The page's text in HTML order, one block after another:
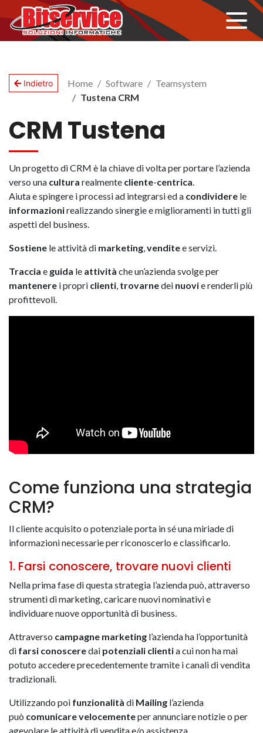
Indietro Home Software
Teamsystem
Tustena CRM
CRM Tustena
Un progetto di CRM è la chiave di volta per portare l’azienda
verso una cultura realmente cliente-centrica.
Aiuta e spingere i processi ad integrarsi ed a condividere le
informazionirealizzando sinergie e miglioramenti in tutti gli
aspetti del business.
Sostiene le attività di marketing,venditee servizi.
Traccia e guida le attività che un’azienda svolge per
mantenere i propri clienti, trovarnedei nuovie renderli più
profittevoli.
Come funziona una strategia
CRM?
Il cliente acquisito o potenziale porta in sé una miriade di
informazioni necessarie per riconoscerlo e classificarlo.
1. Farsi conoscere, trovare nuovi clienti
Nella prima fase di questa strategia l’azienda può, attraverso
strumenti di marketing, caricare nuovi nominativi e
individuare nuove opportunità di business.
Attraverso campagne marketing l’azienda ha l’opportunità
di farsi conosceredai potenziali clientia cui non ha mai
potuto accedere precedentemente tramite i canali di vendita
tradizionali.
Utilizzando poi funzionalità di Mailing l’azienda
può comunicarevelocementeper annunciare notizie o per
agevolare le attività di vendita e/o assistenza.